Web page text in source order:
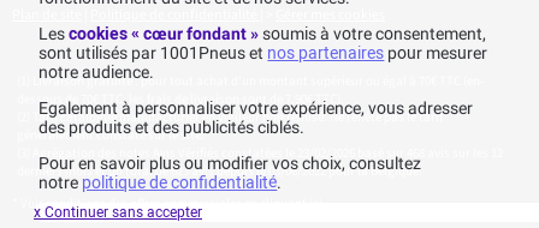
Livraison gratuite : pour tout achat d'un montant supérieur ou égal à 70€ TTC (en-
dessous de 70€ TTC, les frais de livraison sont de 7,90€ TTC).
Tarif catalogue manufacturier en vigueur non remisé. Ne reflète pas le tarif
généralement constaté sur le site.
Agrégation des notes Avis Vérifiés constatées le 23/02/2026 basé sur 468 avis sur les 12
derniers mois et un total de 623 avis depuis le 03/06/2022 pour la Belgique.
* Voir conditions des offres commerciales en
Lescookies « cœur fondant » soumis à votre consentement,
sont utilisés par 1001Pneus et nos partenaires pour mesurer
notre audience.
Egalement à personnaliser votre expérience, vous adresser
des produits et des publicités ciblés.
Pour en savoir plus ou modifier vos choix, consultez
notre politique de confidentialité.
x Continuer sans accepter